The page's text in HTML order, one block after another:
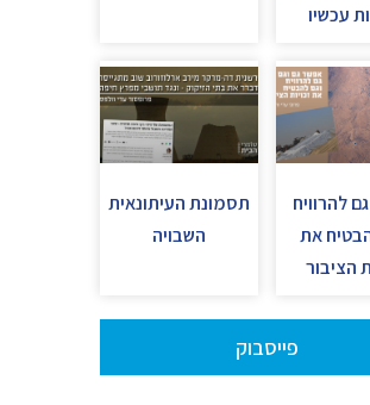
עכשיו
להרוויח
את
הציבור
תסמונת העיתונאית
השבויה
פייסבוק